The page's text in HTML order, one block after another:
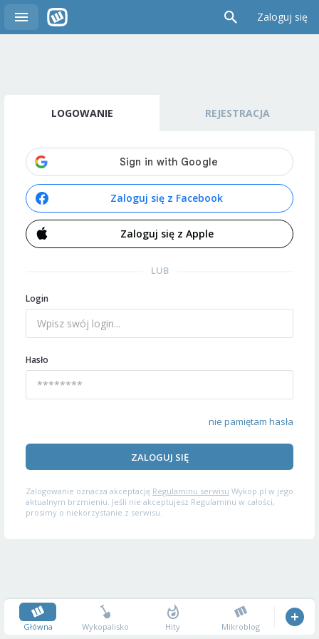
Zaloguj się
LOGOWANIE REJESTRACJA
Zaloguj się z Facebook
Zaloguj się z Apple
LUB
Login
Hasło
nie pamiętam hasła
ZALOGUJ SIĘ
Zalogowanie oznacza akceptację Regulaminu serwisu Wykop.pl w jego
aktualnym brzmieniu. Jeśli nie akceptujesz Regulaminu w całości,
prosimy o niekorzystanie z serwisu.
Główna Wykopalisko Hity Mikroblog